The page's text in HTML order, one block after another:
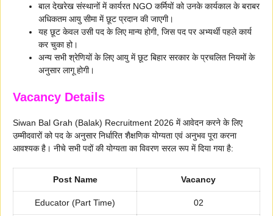
बाल देखरेख संस्थानों में कार्यरत NGO कर्मियों को उनके कार्यकाल के बराबर
अधिकतम आयु सीमा में छूट प्रदान की जाएगी।
यह छूट केवल उसी पद के लिए मान्य होगी, जिस पद पर अभ्यर्थी पहले कार्य
कर चुका हो।
अन्य सभी श्रेणियों के लिए आयु में छूट बिहार सरकार के प्रचलित नियमों के
अनुसार लागू होगी।
Vacancy Details
Siwan Bal Grah (Balak) Recruitment 2026 में आवेदन करने के लिए
उम्मीदवारों को पद के अनुसार निर्धारित शैक्षणिक योग्यता एवं अनुभव पूरा करना
आवश्यक है। नीचे सभी पदों की योग्यता का विवरण सरल रूप में दिया गया है:
Post Name Vacancy
Educator (Part Time) 02